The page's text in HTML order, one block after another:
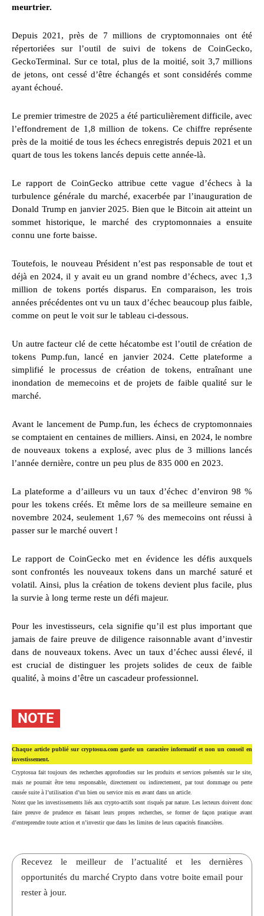
meurtrier.
Depuis 2021, près de 7 millions de cryptomonnaies ont été
répertoriées sur l’outil de suivi de tokens de CoinGecko,
GeckoTerminal. Sur ce total, plus de la moitié, soit 3,7 millions
de jetons, ont cessé d’être échangés et sont considérés comme
ayant échoué.
Le premier trimestre de 2025 a été particulièrement difficile, avec
l’effondrement de 1,8 million de tokens. Ce chiffre représente
près de la moitié de tous les échecs enregistrés depuis 2021 et un
quart de tous les tokens lancés depuis cette année-là.
Le rapport de CoinGecko attribue cette vague d’échecs à la
turbulence générale du marché, exacerbée par l’inauguration de
Donald Trump en janvier 2025. Bien que le Bitcoin ait atteint un
sommet historique, le marché des cryptomonnaies a ensuite
connu une forte baisse.
Toutefois, le nouveau Président n’est pas responsable de tout et
déjà en 2024, il y avait eu un grand nombre d’échecs, avec 1,3
million de tokens portés disparus. En comparaison, les trois
années précédentes ont vu un taux d’échec beaucoup plus faible,
comme on peut le voit sur le tableau ci-dessous.
Un autre facteur clé de cette hécatombe est l’outil de création de
tokens Pump.fun, lancé en janvier 2024. Cette plateforme a
simplifié le processus de création de tokens, entraînant une
inondation de memecoins et de projets de faible qualité sur le
marché.
Avant le lancement de Pump.fun, les échecs de cryptomonnaies
se comptaient en centaines de milliers. Ainsi, en 2024, le nombre
de nouveaux tokens a explosé, avec plus de 3 millions lancés
l’année dernière, contre un peu plus de 835 000 en 2023.
La plateforme a d’ailleurs vu un taux d’échec d’environ 98 %
pour les tokens créés. Et même lors de sa meilleure semaine en
novembre 2024, seulement 1,67 % des memecoins ont réussi à
passer sur le marché ouvert !
Le rapport de CoinGecko met en évidence les défis auxquels
sont confrontés les nouveaux tokens dans un marché saturé et
volatil. Ainsi, plus la création de tokens devient plus facile, plus
la survie à long terme reste un défi majeur.
Pour les investisseurs, cela signifie qu’il est plus important que
jamais de faire preuve de diligence raisonnable avant d’investir
dans de nouveaux tokens. Avec un taux d’échec aussi élevé, il
est crucial de distinguer les projets solides de ceux de faible
qualité, à moins d’être un cascadeur professionnel.
NOTE
Chaque article publié sur cryptosua.com garde un caractère informatif et non un conseil en
investissement.
Cryptosua fait toujours des recherches approfondies sur les produits et services présentés sur le site,
mais ne pourrait être tenu responsable, directement ou indirectement, par tout dommage ou perte
causée suite à l’utilisation d’un bien ou service mis en avant dans un article.
Notez que les investissements liés aux crypto-actifs sont risqués par nature. Les lecteurs doivent donc
faire preuve de prudence en faisant leurs propres recherches, se former de façon pratique avant
d’entreprendre toute action et n’investir que dans les limites de leurs capacités financières.
Recevez le meilleur de l’actualité et les dernières
opportunités du marché Crypto dans votre boite email pour
rester à jour.